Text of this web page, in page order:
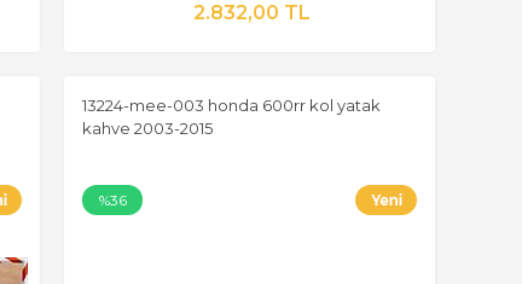
2.832,00 TL
13224-mee-003 honda 600rr kol yatak
kahve 2003-2015
%36